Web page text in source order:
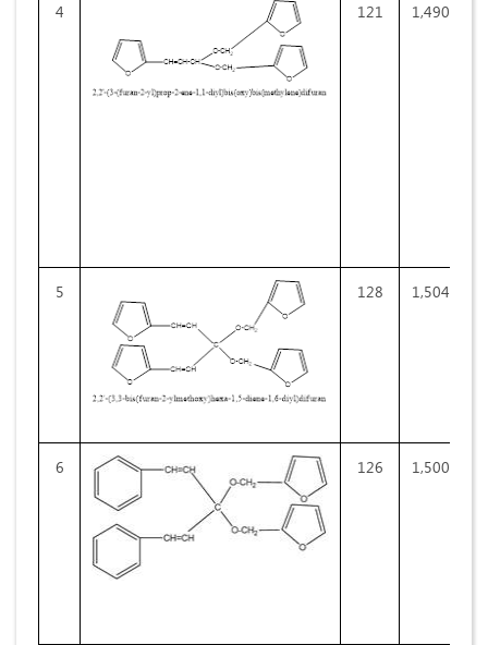
4 121 1,4900
5 128 1,5040
6 126 1,5000